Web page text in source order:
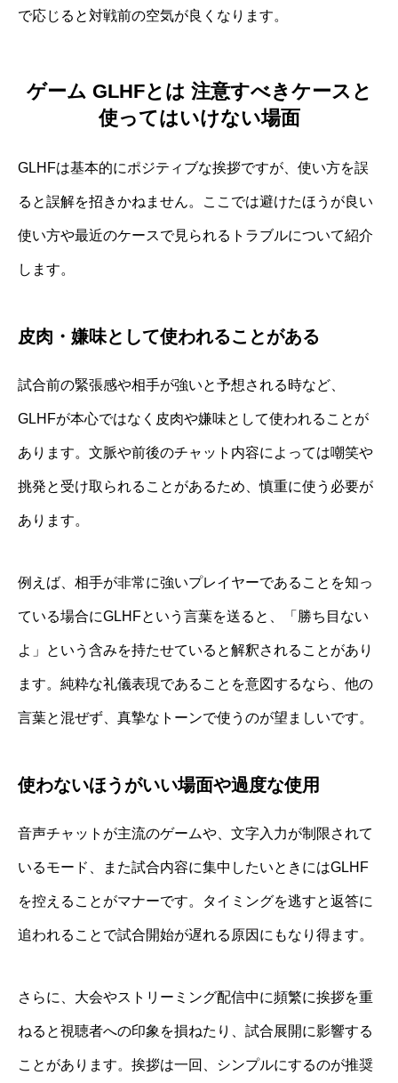
で応じると対戦前の空気が良くなります。
ゲーム GLHFとは 注意すべきケースと
使ってはいけない場面
GLHFは基本的にポジティブな挨拶ですが、使い方を誤
ると誤解を招きかねません。ここでは避けたほうが良い
使い方や最近のケースで見られるトラブルについて紹介
します。
皮肉・嫌味として使われることがある
試合前の緊張感や相手が強いと予想される時など、
GLHFが本心ではなく皮肉や嫌味として使われることが
あります。文脈や前後のチャット内容によっては嘲笑や
挑発と受け取られることがあるため、慎重に使う必要が
あります。
例えば、相手が非常に強いプレイヤーであることを知っ
ている場合にGLHFという言葉を送ると、「勝ち目ない
よ」という含みを持たせていると解釈されることがあり
ます。純粋な礼儀表現であることを意図するなら、他の
言葉と混ぜず、真摯なトーンで使うのが望ましいです。
使わないほうがいい場面や過度な使用
音声チャットが主流のゲームや、文字入力が制限されて
いるモード、また試合内容に集中したいときにはGLHF
を控えることがマナーです。タイミングを逃すと返答に
追われることで試合開始が遅れる原因にもなり得ます。
さらに、大会やストリーミング配信中に頻繁に挨拶を重
ねると視聴者への印象を損ねたり、試合展開に影響する
ことがあります。挨拶は一回、シンプルにするのが推奨